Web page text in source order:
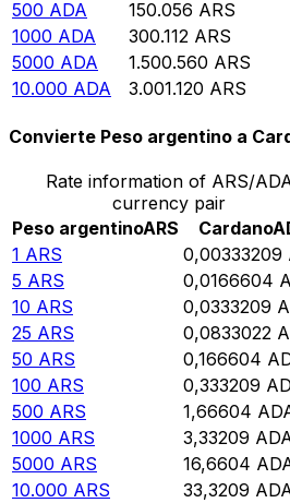
500 ADA 150.056 ARS
1000 ADA 300.112 ARS
5000 ADA 1.500.560 ARS
10.000 ADA 3.001.120 ARS
Convierte Peso argentino a
Rate information of ARS/
currency pair
Peso argentinoARS Cardano
1 ARS 0,00333209
5 ARS 0,0166604
10 ARS 0,0333209
25 ARS 0,0833022
50 ARS 0,166604
100 ARS 0,333209
500 ARS 1,66604
1000 ARS 3,33209
5000 ARS 16,6604
10.000 ARS 33,3209